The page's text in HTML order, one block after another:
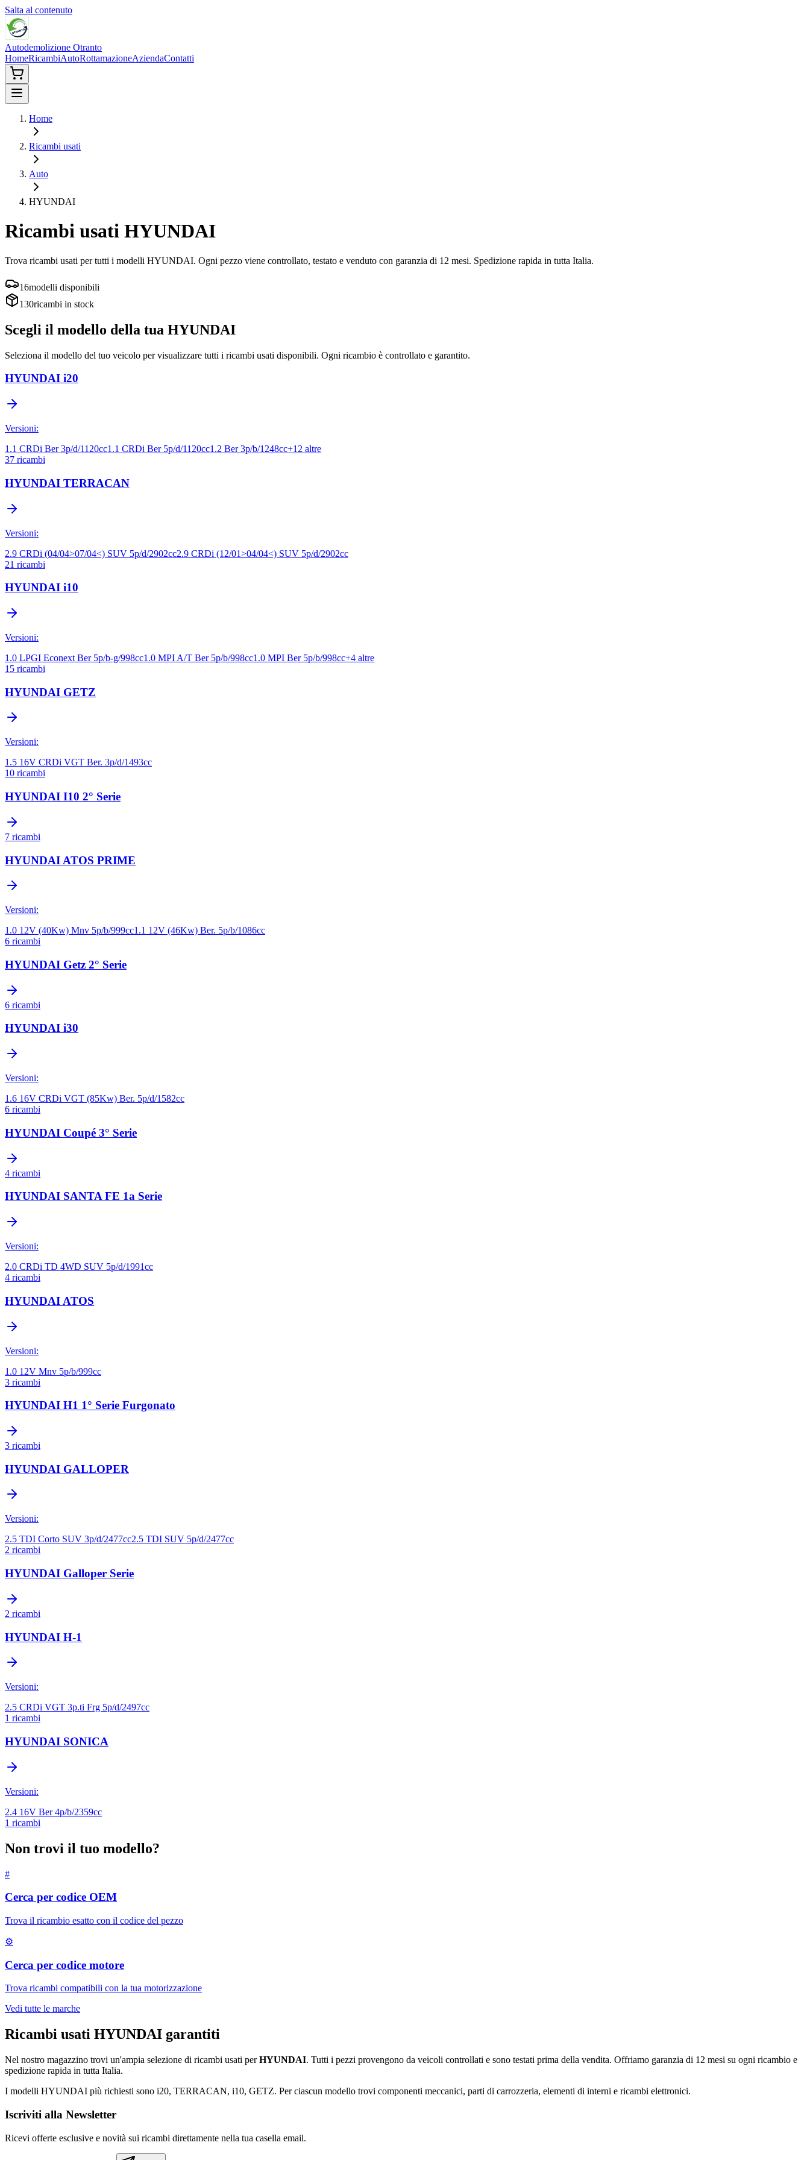
Salta al contenuto
Autodemolizione Otranto
HomeRicambiAutoRottamazioneAziendaContatti
Home
Ricambi usati
Auto
HYUNDAI
Ricambi usati HYUNDAI
Trova ricambi usati per tutti i modelli HYUNDAI. Ogni pezzo viene controllato, testato e venduto con garanzia di 12 mesi. Spedizione rapida in tutta Italia.
16modelli disponibili
130ricambi in stock
Scegli il modello della tua HYUNDAI
Seleziona il modello del tuo veicolo per visualizzare tutti i ricambi usati disponibili. Ogni ricambio è controllato e garantito.
HYUNDAI i20
Versioni:
1.1 CRDi Ber 3p/d/1120cc1.1 CRDi Ber 5p/d/1120cc1.2 Ber 3p/b/1248cc+12 altre
37 ricambi
HYUNDAI TERRACAN
Versioni:
2.9 CRDi (04/04>07/04<) SUV 5p/d/2902cc2.9 CRDi (12/01>04/04<) SUV 5p/d/2902cc
21 ricambi
HYUNDAI i10
Versioni:
1.0 LPGI Econext Ber 5p/b-g/998cc1.0 MPI A/T Ber 5p/b/998cc1.0 MPI Ber 5p/b/998cc+4 altre
15 ricambi
HYUNDAI GETZ
Versioni:
1.5 16V CRDi VGT Ber. 3p/d/1493cc
10 ricambi
HYUNDAI I10 2° Serie
7 ricambi
HYUNDAI ATOS PRIME
Versioni:
1.0 12V (40Kw) Mnv 5p/b/999cc1.1 12V (46Kw) Ber. 5p/b/1086cc
6 ricambi
HYUNDAI Getz 2° Serie
6 ricambi
HYUNDAI i30
Versioni:
1.6 16V CRDi VGT (85Kw) Ber. 5p/d/1582cc
6 ricambi
HYUNDAI Coupé 3° Serie
4 ricambi
HYUNDAI SANTA FE 1a Serie
Versioni:
2.0 CRDi TD 4WD SUV 5p/d/1991cc
4 ricambi
HYUNDAI ATOS
Versioni:
1.0 12V Mnv 5p/b/999cc
3 ricambi
HYUNDAI H1 1° Serie Furgonato
3 ricambi
HYUNDAI GALLOPER
Versioni:
2.5 TDI Corto SUV 3p/d/2477cc2.5 TDI SUV 5p/d/2477cc
2 ricambi
HYUNDAI Galloper Serie
2 ricambi
HYUNDAI H-1
Versioni:
2.5 CRDi VGT 3p.ti Frg 5p/d/2497cc
1 ricambi
HYUNDAI SONICA
Versioni:
2.4 16V Ber 4p/b/2359cc
1 ricambi
Non trovi il tuo modello?
#
Cerca per codice OEM
Trova il ricambio esatto con il codice del pezzo
⚙
Cerca per codice motore
Trova ricambi compatibili con la tua motorizzazione
Vedi tutte le marche
Ricambi usati HYUNDAI garantiti
Nel nostro magazzino trovi un'ampia selezione di ricambi usati perHYUNDAI. Tutti i pezzi provengono da veicoli controllati e sono testati prima della vendita. Offriamo garanzia di 12 mesi su ogni ricambio e
spedizione rapida in tutta Italia.
I modelli HYUNDAI più richiesti sono i20, TERRACAN, i10, GETZ. Per ciascun modello trovi componenti meccanici, parti di carrozzeria, elementi di interni e ricambi elettronici.
Iscriviti alla Newsletter
Ricevi offerte esclusive e novità sui ricambi direttamente nella tua casella email.